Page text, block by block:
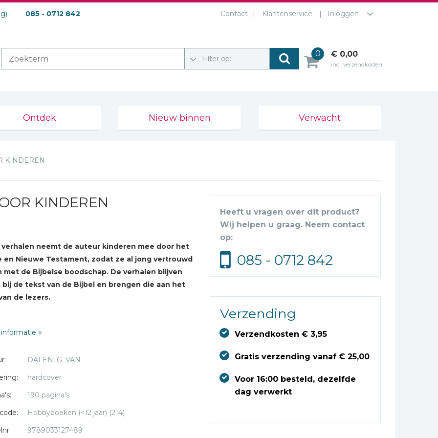
085 - 0712 842 Contact Klantenservice Inloggen
Filter op:
0 € 0,00
incl. verzendkosten
Ontdek Nieuw binnen Verwacht
KINDEREN
KINDEREN
verhalen neemt de auteur kinderen mee door het
en Nieuwe Testament, zodat ze al jong vertrouwd
met de Bijbelse boodschap. De verhalen blijven
bij de tekst van de Bijbel en brengen die aan het
de lezers.
kinderen vanaf vier jaar
om voor te lezen en om zelf te lezen
van Dalen - Heemskerk(1977) werkt bij het
DALEN, G. VAN
hardcover
190 pagina's
Hobbyboeken (<12 jaar) (214)
9789033127489
Heeft u vragen over dit product?
Wij helpen u graag. Neem contact
op:
085 - 0712 842
Verzending
Verzendkosten € 3,95
Gratis verzending vanaf € 25,00
Voor 16:00 besteld, dezelfde
dag verwerkt